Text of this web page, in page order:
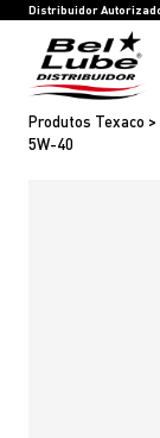
Distribuidor
HOME
BEL LUBE
BLOG
RASTREIE SUA
INOVAÇÃO
SAC
IPIRANGA
TEXACO
Produtos Texaco >
5W-40